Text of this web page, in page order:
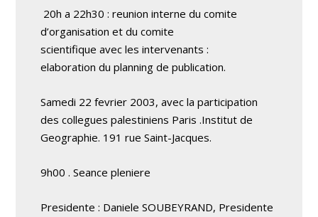
20h a 22h30 : reunion interne du comite
d’organisation et du comite
scientifique avec les intervenants :
elaboration du planning de publication.
Samedi 22 fevrier 2003, avec la participation
des collegues palestiniens Paris .Institut de
Geographie. 191 rue Saint-Jacques.
9h00 . Seance pleniere
Presidente : Daniele SOUBEYRAND, Presidente